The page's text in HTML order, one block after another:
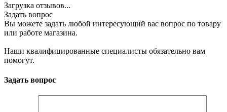
Загрузка отзывов...
Задать вопрос
Вы можете задать любой интересующий вас вопрос по товару
или работе магазина.
Наши квалифицированные специалисты обязательно вам
помогут.
Задать вопрос